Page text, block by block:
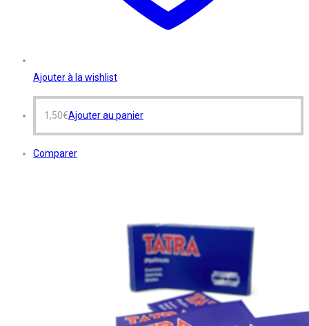
Ajouter à la wishlist
1,50€Ajouter au panier
Comparer